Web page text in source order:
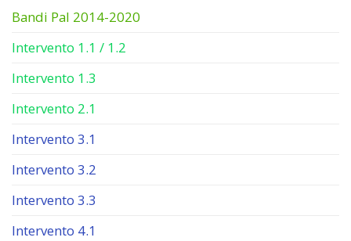
Bandi Pal 2014-2020
Intervento 1.1 / 1.2
Intervento 1.3
Intervento 2.1
Intervento 3.1
Intervento 3.2
Intervento 3.3
Intervento 4.1